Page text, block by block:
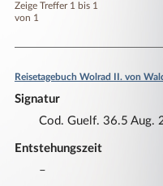
Zeige Treffer 1 bis 1
von 1
Reisetagebuch Wolrad II. von
Signatur
Cod. Guelf. 36.5 Aug.
Entstehungszeit
–